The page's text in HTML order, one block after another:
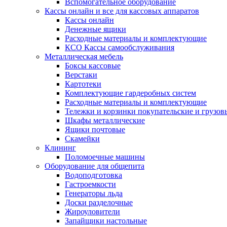
Вспомогательное оборудование
Кассы онлайн и все для кассовых аппаратов
Кассы онлайн
Денежные ящики
Расходные материалы и комплектующие
КСО Кассы самообслуживания
Металлическая мебель
Боксы кассовые
Верстаки
Картотеки
Комплектующие гардеробных систем
Расходные материалы и комплектующие
Тележки и корзинки покупательские и
Шкафы металлические
Ящики почтовые
Скамейки
Клининг
Поломоечные машины
Оборудование для общепита
Водоподготовка
Гастроемкости
Генераторы льда
Доски разделочные
Жироуловители
Запайщики настольные